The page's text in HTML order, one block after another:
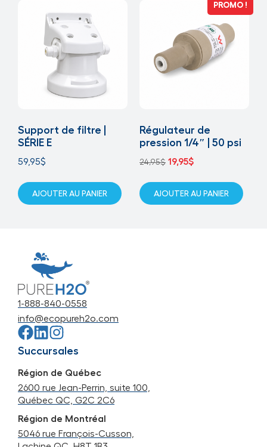
Support de filtre |
SÉRIE E
59,95$
AJOUTER AU PANIER
PROMO !
Régulateur de
pression 1/4″ | 50 psi
24,95$ 19,95$
AJOUTER AU PANIER
1-888-840-0558
info@ecopureh2o.com
Succursales
Région de Québec
2600 rue Jean-Perrin, suite 100,
Québec QC, G2C 2C6
Région de Montréal
5046 rue François-Cusson,